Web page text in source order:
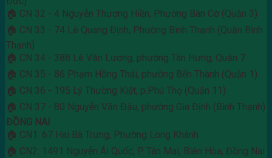
🏠 CN 32 - 4 Nguyễn Thượng Hiền, Phường Bàn Cờ (Quận 3)
🏠 CN 33 - 74 Lê Quang Định, Phường Bình Thạnh (Quận Bình
Thạnh)
🏠 CN 34 - 388 Lê Văn Lương, phường Tân Hưng, Quận 7
🏠 CN 35 - 86 Phạm Hồng Thái, phường Bến Thành (Quận 1)
🏠 CN 36 - 195 Lý Thường Kiệt, p.Phú Thọ (Quận 11)
🏠 CN 37 - 80 Nguyễn Văn Đậu, phường Gia Định (Bình Thạnh)
ĐỒNG NAI
🏠 CN1: 67 Hai Bà Trưng, Phường Long Khánh
🏠 CN2: 1491 Nguyễn Ái Quốc, P. Tân Mai, Biên Hòa, Đồng Nai